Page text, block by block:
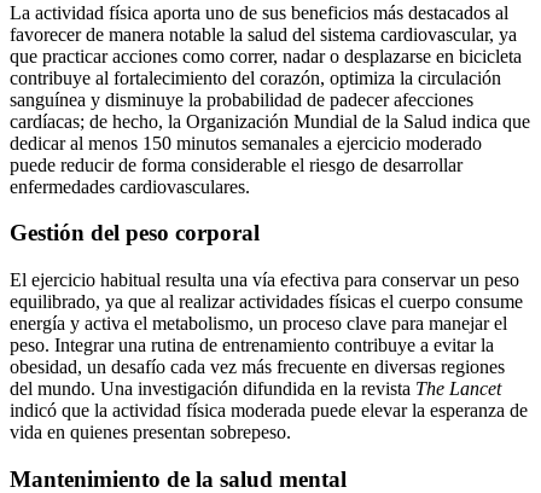
La actividad física aporta uno de sus beneficios más destacados al
favorecer de manera notable la salud del sistema cardiovascular, ya
que practicar acciones como correr, nadar o desplazarse en bicicleta
contribuye al fortalecimiento del corazón, optimiza la circulación
sanguínea y disminuye la probabilidad de padecer afecciones
cardíacas; de hecho, la Organización Mundial de la Salud indica que
dedicar al menos 150 minutos semanales a ejercicio moderado
puede reducir de forma considerable el riesgo de desarrollar
enfermedades cardiovasculares.
Gestión del peso corporal
El ejercicio habitual resulta una vía efectiva para conservar un peso
equilibrado, ya que al realizar actividades físicas el cuerpo consume
energía y activa el metabolismo, un proceso clave para manejar el
peso. Integrar una rutina de entrenamiento contribuye a evitar la
obesidad, un desafío cada vez más frecuente en diversas regiones
del mundo. Una investigación difundida en la revista The Lancet
indicó que la actividad física moderada puede elevar la esperanza de
vida en quienes presentan sobrepeso.
Mantenimiento de la salud mental